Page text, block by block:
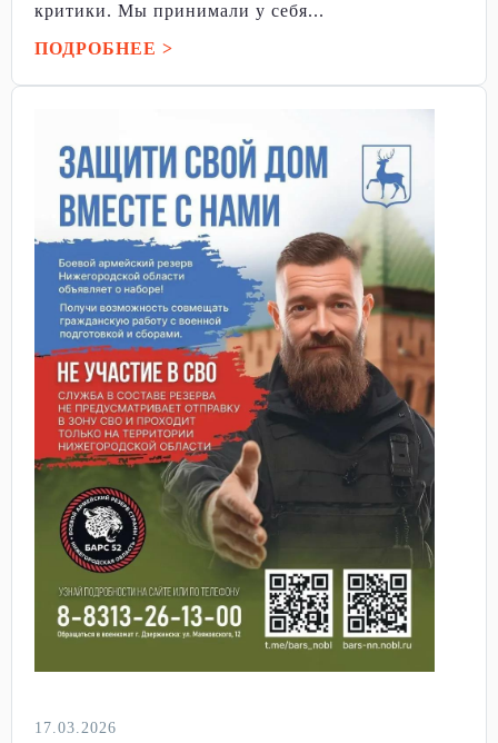
критики. Мы принимали у себя...
ПОДРОБНЕЕ >
17.03.2026